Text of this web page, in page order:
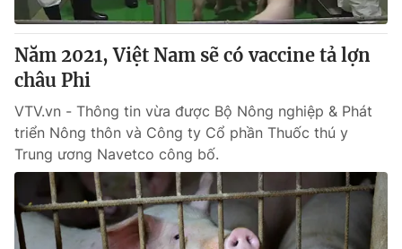
Năm 2021, Việt Nam sẽ có vaccine tả lợn
châu Phi
VTV.vn - Thông tin vừa được Bộ Nông nghiệp & Phát
triển Nông thôn và Công ty Cổ phần Thuốc thú y
Trung ương Navetco công bố.